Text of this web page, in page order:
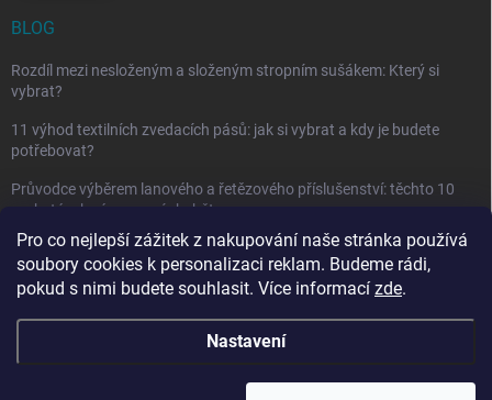
Pro co nejlepší zážitek z nakupování naše stránka používá
soubory cookies k personalizaci reklam. Budeme rádi,
pokud s nimi budete souhlasit. Více informací zde.
Nastavení
BLOG
Rozdíl mezi nesloženým a složeným stropním sušákem: Který si
vybrat?
11 výhod textilních zvedacích pásů: jak si vybrat a kdy je budete
potřebovat?
Průvodce výběrem lanového a řetězového příslušenství: těchto 10
vychytávek vám nesmí chybět
. Všechna práva vyhrazena.Upravit nastavení